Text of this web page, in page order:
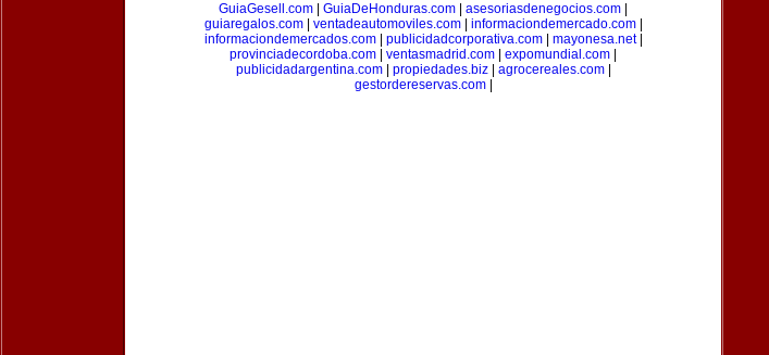
GuiaGesell.com
GuiaDeHonduras.com asesoriasdenegocios.com
guiaregalos.com| ventadeautomoviles.com| informaciondemercado.com|
informaciondemercados.com| publicidadcorporativa.com| mayonesa.net|
provinciadecordoba.com
ventasmadrid.com expomundial.com
publicidadargentina.com| propiedades.biz| agrocereales.com|
gestordereservas.com|